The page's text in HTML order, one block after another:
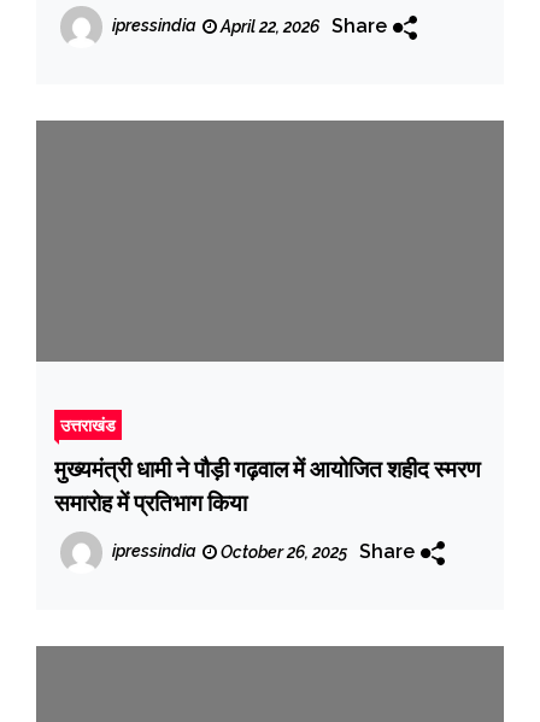
ipressindia April 22, 2026 Share
उत्तराखंड
मुख्यमंत्री धामी ने पौड़ी गढ़वाल में आयोजित शहीद स्मरण
समारोह में प्रतिभाग किया
ipressindia October 26, 2025 Share